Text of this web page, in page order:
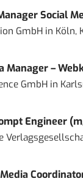
Social
GmbHin Köln,
Manager –
GmbHin
Engineer
Media